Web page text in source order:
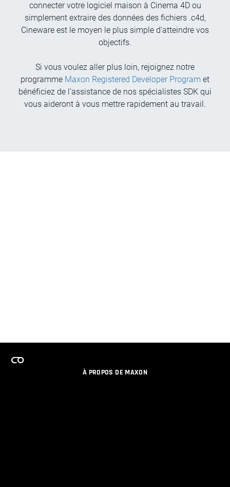
connecter votre logiciel maison à Cinema 4D ou
simplement extraire des données des fichiers .c4d,
Cineware est le moyen le plus simple d'atteindre vos
objectifs.
Si vous voulez aller plus loin, rejoignez notre
programme Maxon Registered Developer Program et
bénéficiez de l'assistance de nos spécialistes SDK qui
vous aideront à vous mettre rapidement au travail.
À PROPOS DE MAXON